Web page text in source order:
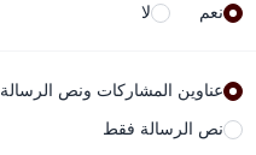
نعم لا
عناوين المشاركات ونص الرسالة
نص الرسالة فقط